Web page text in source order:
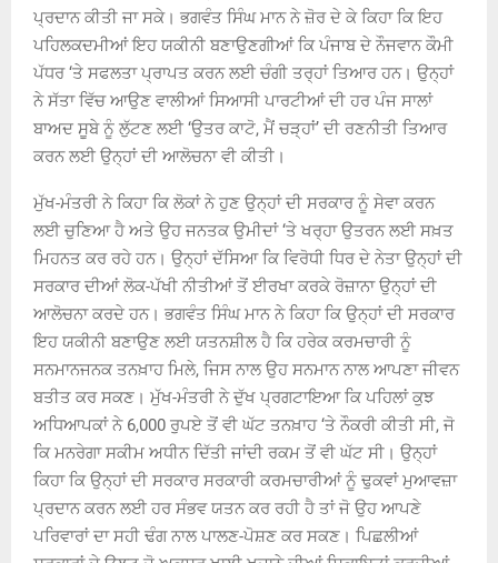
ਪ੍ਰਦਾਨ ਕੀਤੀ ਜਾ ਸਕੇ। ਭਗਵੰਤ ਸਿੰਘ ਮਾਨ ਨੇ ਜ਼ੋਰ ਦੇ ਕੇ ਕਿਹਾ ਕਿ ਇਹ
ਪਹਿਲਕਦਮੀਆਂ ਇਹ ਯਕੀਨੀ ਬਣਾਉਣਗੀਆਂ ਕਿ ਪੰਜਾਬ ਦੇ ਨੌਜਵਾਨ ਕੌਮੀ
ਪੱਧਰ ‘ਤੇ ਸਫਲਤਾ ਪ੍ਰਾਪਤ ਕਰਨ ਲਈ ਚੰਗੀ ਤਰ੍ਹਾਂ ਤਿਆਰ ਹਨ। ਉਨ੍ਹਾਂ
ਨੇ ਸੱਤਾ ਵਿੱਚ ਆਉਣ ਵਾਲੀਆਂ ਸਿਆਸੀ ਪਾਰਟੀਆਂ ਦੀ ਹਰ ਪੰਜ ਸਾਲਾਂ
ਬਾਅਦ ਸੂਬੇ ਨੂੰ ਲੁੱਟਣ ਲਈ ‘ਉਤਰ ਕਾਟੋ, ਮੈਂ ਚੜ੍ਹਾਂ’ ਦੀ ਰਣਨੀਤੀ ਤਿਆਰ
ਕਰਨ ਲਈ ਉਨ੍ਹਾਂ ਦੀ ਆਲੋਚਨਾ ਵੀ ਕੀਤੀ।
ਮੁੱਖ-ਮੰਤਰੀ ਨੇ ਕਿਹਾ ਕਿ ਲੋਕਾਂ ਨੇ ਹੁਣ ਉਨ੍ਹਾਂ ਦੀ ਸਰਕਾਰ ਨੂੰ ਸੇਵਾ ਕਰਨ
ਲਈ ਚੁਣਿਆ ਹੈ ਅਤੇ ਉਹ ਜਨਤਕ ਉਮੀਦਾਂ ‘ਤੇ ਖਰ੍ਹਾ ਉਤਰਨ ਲਈ ਸਖ਼ਤ
ਮਿਹਨਤ ਕਰ ਰਹੇ ਹਨ। ਉਨ੍ਹਾਂ ਦੱਸਿਆ ਕਿ ਵਿਰੋਧੀ ਧਿਰ ਦੇ ਨੇਤਾ ਉਨ੍ਹਾਂ ਦੀ
ਸਰਕਾਰ ਦੀਆਂ ਲੋਕ-ਪੱਖੀ ਨੀਤੀਆਂ ਤੋਂ ਈਰਖਾ ਕਰਕੇ ਰੋਜ਼ਾਨਾ ਉਨ੍ਹਾਂ ਦੀ
ਆਲੋਚਨਾ ਕਰਦੇ ਹਨ। ਭਗਵੰਤ ਸਿੰਘ ਮਾਨ ਨੇ ਕਿਹਾ ਕਿ ਉਨ੍ਹਾਂ ਦੀ ਸਰਕਾਰ
ਇਹ ਯਕੀਨੀ ਬਣਾਉਣ ਲਈ ਯਤਨਸ਼ੀਲ ਹੈ ਕਿ ਹਰੇਕ ਕਰਮਚਾਰੀ ਨੂੰ
ਸਨਮਾਨਜਨਕ ਤਨਖ਼ਾਹ ਮਿਲੇ, ਜਿਸ ਨਾਲ ਉਹ ਸਨਮਾਨ ਨਾਲ ਆਪਣਾ ਜੀਵਨ
ਬਤੀਤ ਕਰ ਸਕਣ। ਮੁੱਖ-ਮੰਤਰੀ ਨੇ ਦੁੱਖ ਪ੍ਰਗਟਾਇਆ ਕਿ ਪਹਿਲਾਂ ਕੁਝ
ਅਧਿਆਪਕਾਂ ਨੇ 6,000 ਰੁਪਏ ਤੋਂ ਵੀ ਘੱਟ ਤਨਖ਼ਾਹ ‘ਤੇ ਨੌਕਰੀ ਕੀਤੀ ਸੀ, ਜੋ
ਕਿ ਮਨਰੇਗਾ ਸਕੀਮ ਅਧੀਨ ਦਿੱਤੀ ਜਾਂਦੀ ਰਕਮ ਤੋਂ ਵੀ ਘੱਟ ਸੀ। ਉਨ੍ਹਾਂ
ਕਿਹਾ ਕਿ ਉਨ੍ਹਾਂ ਦੀ ਸਰਕਾਰ ਸਰਕਾਰੀ ਕਰਮਚਾਰੀਆਂ ਨੂੰ ਢੁਕਵਾਂ ਮੁਆਵਜ਼ਾ
ਪ੍ਰਦਾਨ ਕਰਨ ਲਈ ਹਰ ਸੰਭਵ ਯਤਨ ਕਰ ਰਹੀ ਹੈ ਤਾਂ ਜੋ ਉਹ ਆਪਣੇ
ਪਰਿਵਾਰਾਂ ਦਾ ਸਹੀ ਢੰਗ ਨਾਲ ਪਾਲਣ-ਪੋਸ਼ਣ ਕਰ ਸਕਣ। ਪਿਛਲੀਆਂ